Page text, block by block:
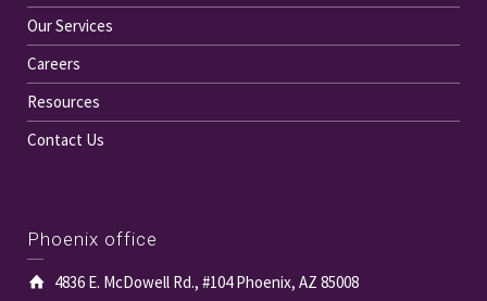
Our Services
Careers
Resources
Contact Us
Phoenix office
4836 E. McDowell Rd., #104 Phoenix, AZ 85008